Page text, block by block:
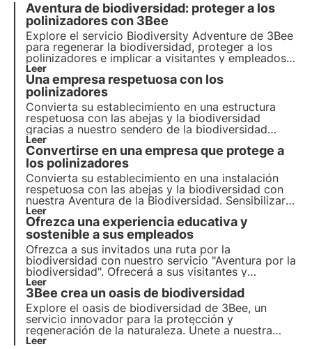
Aventura de biodiversidad: proteger a los
polinizadores con 3Bee
Explore el servicio Biodiversity Adventure de 3Bee
para regenerar la biodiversidad, proteger a los
polinizadores e implicar a visitantes y empleados
en sus instalaciones. ¡Actúa ahora por un futuro
sostenible!
Leer
Una empresa respetuosa con los
polinizadores
Convierta su establecimiento en una estructura
respetuosa con las abejas y la biodiversidad
gracias a nuestro sendero de la biodiversidad
"Aventura Biodiversidad". Concienciará a sus
empleados y visitantes sobre la importancia de
preservar la biodiversidad.
Leer
Convertirse en una empresa que protege a
los polinizadores
Convierta su establecimiento en una instalación
respetuosa con las abejas y la biodiversidad con
nuestra Aventura de la Biodiversidad. Sensibilizará
a su personal y a sus visitantes sobre la
importancia de preservar la biodiversidad.
Leer
Ofrezca una experiencia educativa y
sostenible a sus empleados
Ofrezca a sus invitados una ruta por la
biodiversidad con nuestro servicio "Aventura por la
biodiversidad". Ofrecerá a sus visitantes y
empleados una experiencia única a la vez que
conciencia sobre la importancia de los
polinizadores.
Leer
3Bee crea un oasis de biodiversidad
Explore el oasis de biodiversidad de 3Bee, un
servicio innovador para la protección y
regeneración de la naturaleza. Únete a nuestra
misión y descubre cómo la tecnología y el
Leer